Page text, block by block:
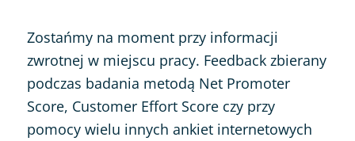
Zostańmy na moment przy informacji
zwrotnej w miejscu pracy. Feedback zbierany
podczas badania metodą Net Promoter
Score, Customer Effort Score czy przy
pomocy wielu innych ankiet internetowych